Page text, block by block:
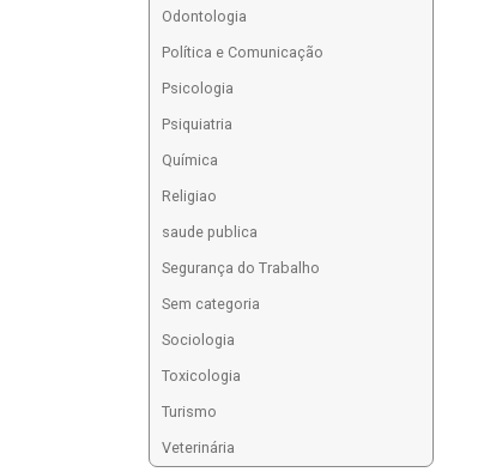
Odontologia
Política e Comunicação
Psicologia
Psiquiatria
Química
Religiao
saude publica
Segurança do Trabalho
Sem categoria
Sociologia
Toxicologia
Turismo
Veterinária